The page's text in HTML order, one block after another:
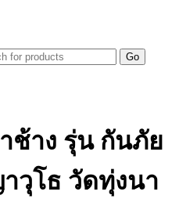
Go
ช้าง รุ่น กันภัย
วุโธ วัดทุ่งนา